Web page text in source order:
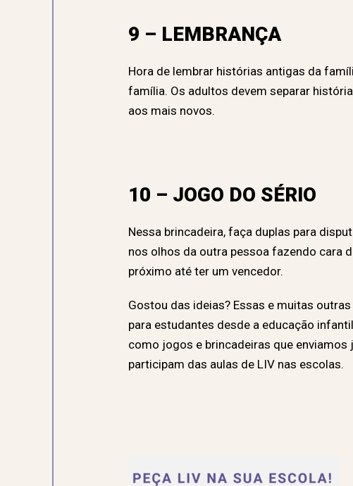
9 – LEMBRANÇA
Hora de lembrar histórias antigas da
família. Os adultos devem separar
aos mais novos.
10 – JOGO DO SÉRIO
Nessa brincadeira, faça duplas para
nos olhos da outra pessoa fazendo cara
próximo até ter um vencedor.
Gostou das ideias? Essas e muitas
para estudantes desde a educação
como jogos e brincadeiras que
participam das aulas de LIV nas escolas.